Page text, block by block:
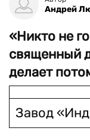
Андрей
«Никто не
священный
делает
Завод